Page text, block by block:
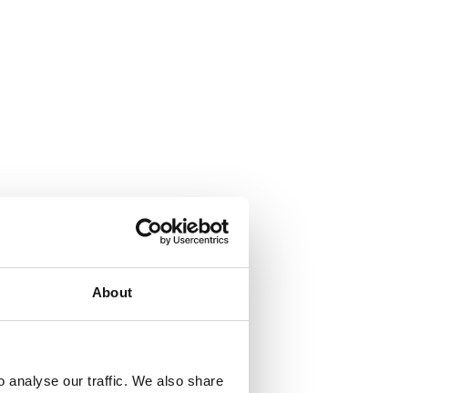
About
analyse our traffic. We also share